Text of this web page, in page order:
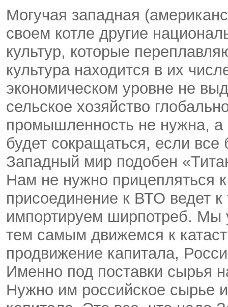
Могучая западная
своем котле другие
культур, которые
культура находится в их
экономическом уровне не
сельское хозяйство
промышленность не нужна,
будет сокращаться, если все
Западный мир подобен
Нам не нужно прицепляться
присоединение к ВТО ведет
импортируем ширпотреб. Мы
тем самым движемся к
продвижение капитала,
Именно под поставки сырья
Нужно им российское сырье